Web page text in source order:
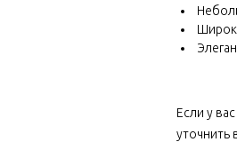
Если у
уточнить